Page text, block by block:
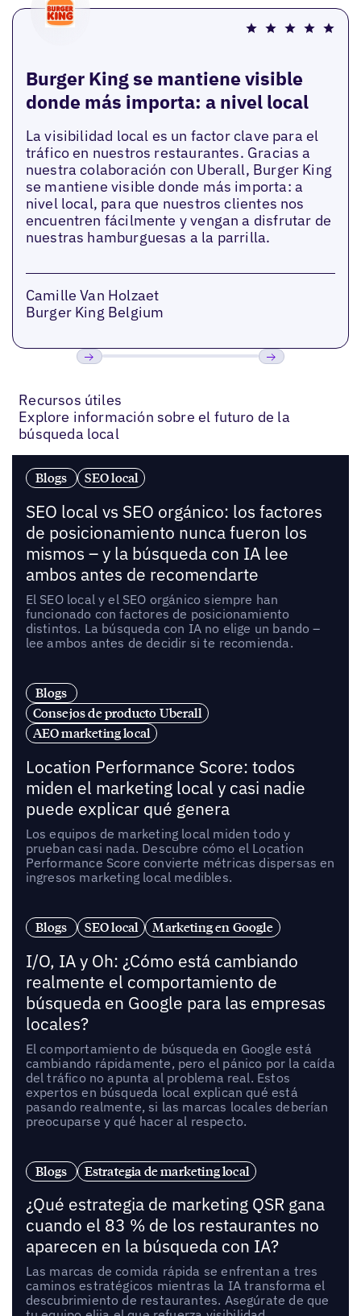
Burger King se mantiene visible
donde más importa: a nivel local
La visibilidad local es un factor clave para el
tráfico en nuestros restaurantes. Gracias a
nuestra colaboración con Uberall, Burger King
se mantiene visible donde más importa: a
nivel local, para que nuestros clientes nos
encuentren fácilmente y vengan a disfrutar de
nuestras hamburguesas a la parrilla.
Camille Van Holzaet
Burger King Belgium
Recursos útiles
Explore información sobre el futuro de la
búsqueda local
Blogs SEO local
SEO local vs SEO orgánico: los factores
de posicionamiento nunca fueron los
mismos – y la búsqueda con IA lee
ambos antes de recomendarte
El SEO local y el SEO orgánico siempre han
funcionado con factores de posicionamiento
distintos. La búsqueda con IA no elige un bando –
lee ambos antes de decidir si te recomienda.
Blogs
Consejos de producto Uberall
AEO marketing local
Location Performance Score: todos
miden el marketing local y casi nadie
puede explicar qué genera
Los equipos de marketing local miden todo y
prueban casi nada. Descubre cómo el Location
Performance Score convierte métricas dispersas en
ingresos marketing local medibles.
Blogs SEO local Marketing en Google
I/O, IA y Oh: ¿Cómo está cambiando
realmente el comportamiento de
búsqueda en Google para las empresas
locales?
El comportamiento de búsqueda en Google está
cambiando rápidamente, pero el pánico por la caída
del tráfico no apunta al problema real. Estos
expertos en búsqueda local explican qué está
pasando realmente, si las marcas locales deberían
preocuparse y qué hacer al respecto.
Blogs Estrategia de marketing local
¿Qué estrategia de marketing QSR gana
cuando el 83 % de los restaurantes no
aparecen en la búsqueda con IA?
Las marcas de comida rápida se enfrentan a tres
caminos estratégicos mientras la IA transforma el
descubrimiento de restaurantes. Asegúrate de que